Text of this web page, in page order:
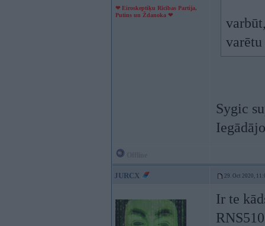
❤ Eiroskeptiķu Rīcības Partija,
Putins un Ždanoka ❤
Sygic
JURCX 29. Oct 2020,
Ir te